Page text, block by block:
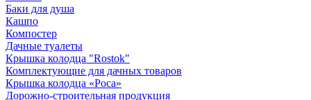
Баки для душа
Кашпо
Компостер
Дачные туалеты
Крышка колодца "Rostok"
Комплектующие для дачных товаров
Крышка колодца «Роса»
Дорожно-строительная продукция